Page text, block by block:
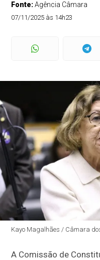
Fonte:Agência Câmara
07/11/2025 às 14h23
Kayo Magalhães / Câmara
A Comissão de